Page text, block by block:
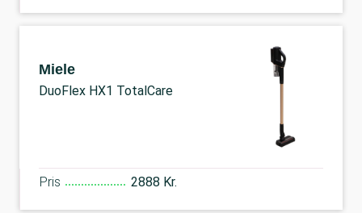
Miele
DuoFlex HX1 TotalCare
Pris 2888 Kr.